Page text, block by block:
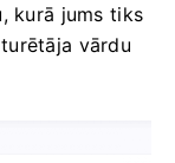
kurā jums tiks
vārdu